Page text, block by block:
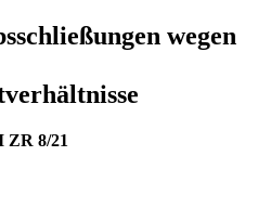
wegen
ZR 8/21